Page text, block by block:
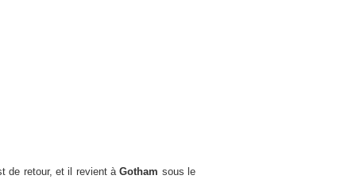
de retour, et il revient àGotham sous le